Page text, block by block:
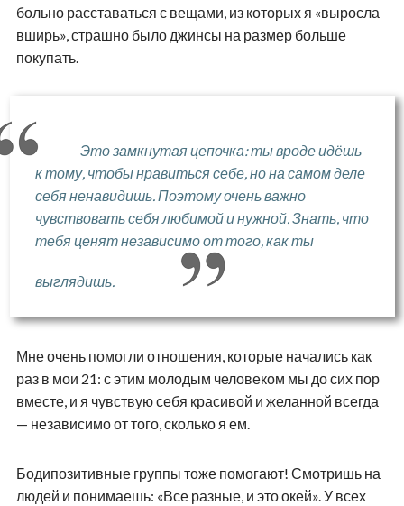
больно расставаться с вещами, из которых я «выросла
вширь», страшно было джинсы на размер больше
покупать.
Это замкнутая цепочка: ты вроде идёшь
к тому, чтобы нравиться себе, но на самом деле
себя ненавидишь. Поэтому очень важно
чувствовать себя любимой и нужной. Знать, что
тебя ценят независимо от того, как ты
выглядишь.
Мне очень помогли отношения, которые начались как
раз в мои 21: с этим молодым человеком мы до сих пор
вместе, и я чувствую себя красивой и желанной всегда
— независимо от того, сколько я ем.
Бодипозитивные группы тоже помогают! Смотришь на
людей и понимаешь: «Все разные, и это окей». У всех